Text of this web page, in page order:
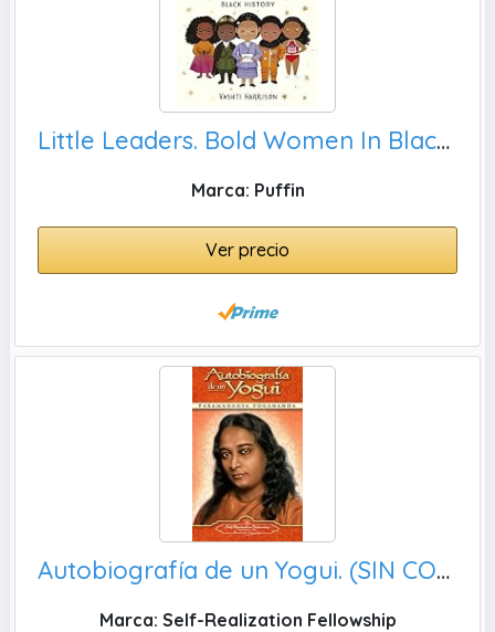
Little Leaders. Bold Women In Black History
Marca: Puffin
Ver precio
Autobiografía de un Yogui. (SIN COLECCION)
Marca: Self-Realization Fellowship